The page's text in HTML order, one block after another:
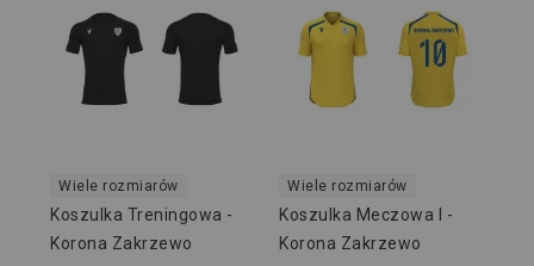
Wiele rozmiarów
Koszulka Treningowa -
Korona Zakrzewo
Wiele rozmiarów
Koszulka Meczowa I -
Korona Zakrzewo